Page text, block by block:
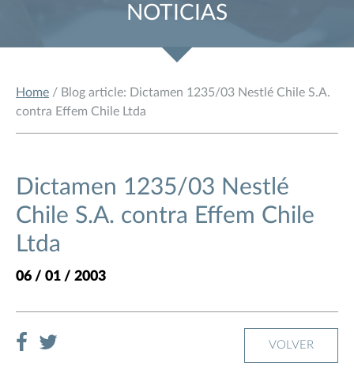
NOTICIAS
Home / Blog article: Dictamen 1235/03 Nestlé Chile S.A.
contra Effem Chile Ltda
Dictamen 1235/03 Nestlé
Chile S.A. contra Effem Chile
Ltda
06 / 01 / 2003
VOLVER